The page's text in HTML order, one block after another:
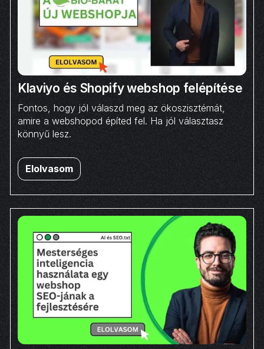
Klaviyo és Shopify webshop felépítése
Fontos, hogy jól válaszd meg az ökoszisztémát,
amire a webshopod építed fel. Ha jól választasz
könnyű lesz.
Elolvasom